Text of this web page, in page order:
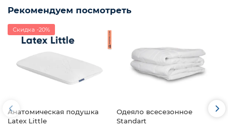
Рекомендуем посмотреть
Скидка -20%
Анатомическая подушка
Latex Little
Одеяло всесезонное
Standart